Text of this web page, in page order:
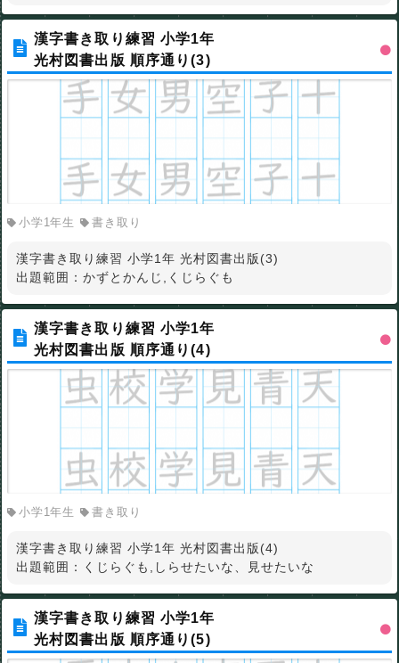
漢字書き取り練習 小学1年
光村図書出版 順序通り(3)
小学1年生 書き取り
漢字書き取り練習 小学1年 光村図書出版(3)
出題範囲：かずとかんじ,くじらぐも
漢字書き取り練習 小学1年
光村図書出版 順序通り(4)
小学1年生 書き取り
漢字書き取り練習 小学1年 光村図書出版(4)
出題範囲：くじらぐも,しらせたいな、見せたいな
漢字書き取り練習 小学1年
光村図書出版 順序通り(5)